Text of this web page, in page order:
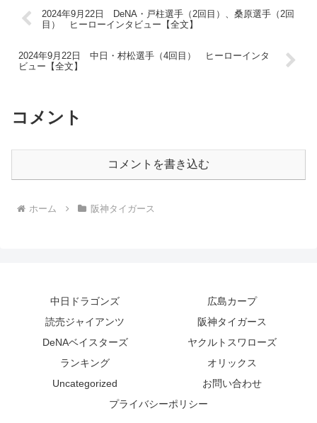
2024年9月22日 DeNA・戸柱選手（2回目）、桑原選手（2回
目） ヒーローインタビュー【全文】
2024年9月22日 中日・村松選手（4回目） ヒーローインタ
ビュー【全文】
コメント
コメントを書き込む
ホーム 阪神タイガース
中日ドラゴンズ
広島カープ
読売ジャイアンツ
阪神タイガース
DeNAベイスターズ
ヤクルトスワローズ
ランキング
オリックス
Uncategorized
お問い合わせ
プライバシーポリシー